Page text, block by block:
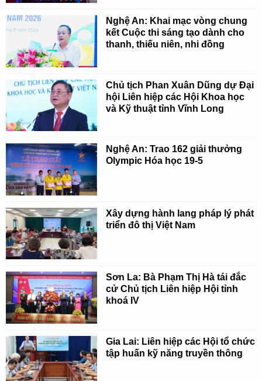
Nghệ An: Khai mạc vòng chung
kết Cuộc thi sáng tạo dành cho
thanh, thiếu niên, nhi đồng
Chủ tịch Phan Xuân Dũng dự Đại
hội Liên hiệp các Hội Khoa học
và Kỹ thuật tỉnh Vĩnh Long
Nghệ An: Trao 162 giải thưởng
Olympic Hóa học 19-5
Xây dựng hành lang pháp lý phát
triển đô thị Việt Nam
Sơn La: Bà Phạm Thị Hà tái đắc
cử Chủ tịch Liên hiệp Hội tỉnh
khoá IV
Gia Lai: Liên hiệp các Hội tổ chức
tập huấn kỹ năng truyền thông